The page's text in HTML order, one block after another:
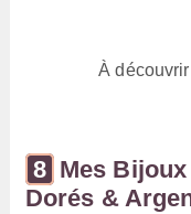
À
Mes
Dorés &